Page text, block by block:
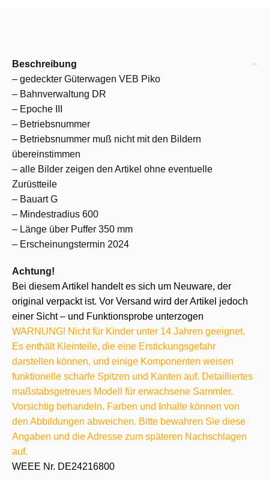
Beschreibung
– gedeckter Güterwagen VEB Piko
– Bahnverwaltung DR
– Epoche III
– Betriebsnummer
– Betriebsnummer muß nicht mit den Bildern
übereinstimmen
– alle Bilder zeigen den Artikel ohne eventuelle
Zurüstteile
– Bauart G
– Mindestradius 600
– Länge über Puffer 350 mm
– Erscheinungstermin 2024
Achtung!
Bei diesem Artikel handelt es sich um Neuware, der
original verpackt ist. Vor Versand wird der Artikel jedoch
einer Sicht – und Funktionsprobe unterzogen
WARNUNG! Nicht für Kinder unter 14 Jahren geeignet.
Es enthält Kleinteile, die eine Erstickungsgefahr
darstellen können, und einige Komponenten weisen
funktionelle scharfe Spitzen und Kanten auf. Detailliertes
maßstabsgetreues Modell für erwachsene Sammler.
Vorsichtig behandeln. Farben und Inhalte können von
den Abbildungen abweichen. Bitte bewahren Sie diese
Angaben und die Adresse zum späteren Nachschlagen
auf.
WEEE Nr. DE24216800